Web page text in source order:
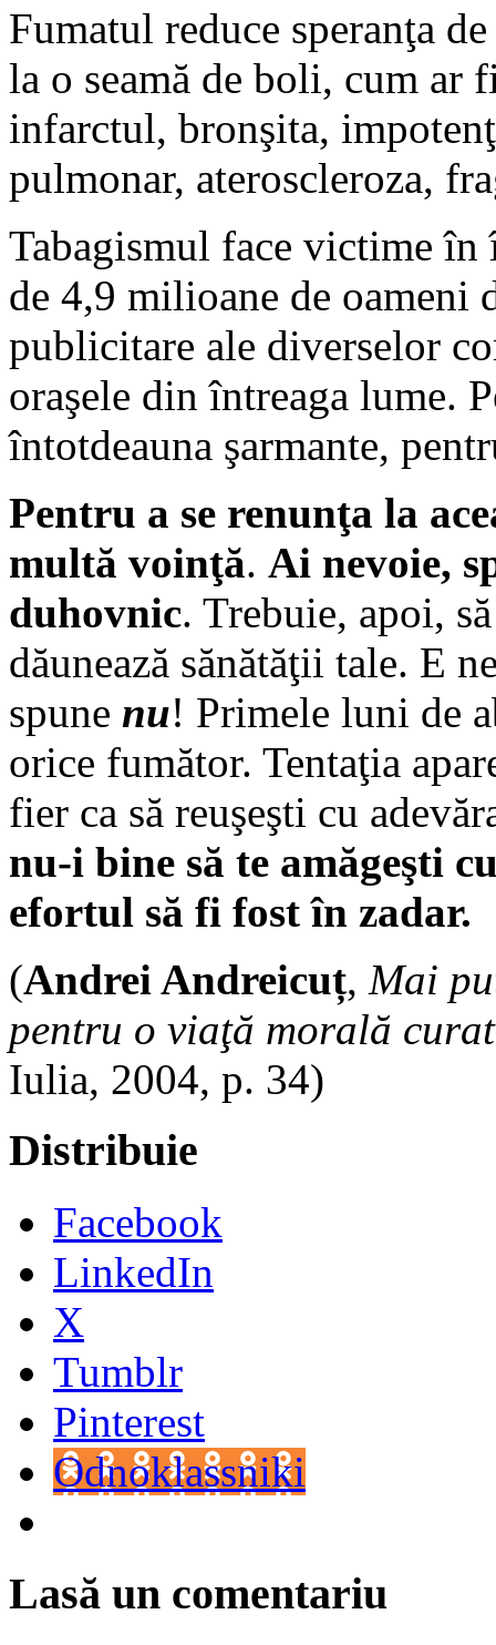
Fumatul reduce speranţa
la o seamă de boli, cum ar
infarctul, bronşita,
pulmonar, ateroscleroza,
Tabagismul face victime
de 4,9 milioane de oameni
publicitare ale diverselor
oraşele din întreaga lume.
întotdeauna şarmante,
Pentru a se renunţa la
multă voinţă. Ai nevoie,
duhovnic. Trebuie, apoi,
dăunează sănătăţii tale. E
spune nu! Primele luni de
orice fumător. Tentaţia
fier ca să reuşeşti cu
nu-i bine să te amăgeşti
efortul să fi fost în zadar.
(Andrei Andreicuț, Mai
pentru o viaţă morală
Iulia, 2004, p. 34)
Distribuie
Facebook
LinkedIn
X
Tumblr
Pinterest
Odnoklassniki
Lasă un comentariu